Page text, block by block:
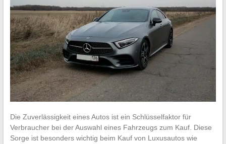
Die Zuverlässigkeit eines Autos ist ein Schlüsselfaktor für
Verbraucher bei der Auswahl eines Fahrzeugs zum Kauf. Diese
Sorge ist besonders wichtig beim Kauf von Luxusautos wie